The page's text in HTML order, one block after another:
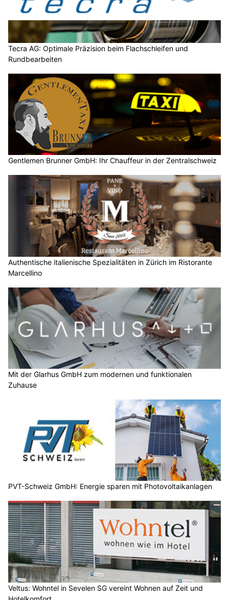
Tecra AG: Optimale Präzision beim Flachschleifen und
Rundbearbeiten
Gentlemen Brunner GmbH: Ihr Chauffeur in der Zentralschweiz
Authentische italienische Spezialitäten in Zürich im Ristorante
Marcellino
Mit der Glarhus GmbH zum modernen und funktionalen
Zuhause
PVT-Schweiz GmbH: Energie sparen mit Photovoltaikanlagen
Veltus: Wohntel in Sevelen SG vereint Wohnen auf Zeit und